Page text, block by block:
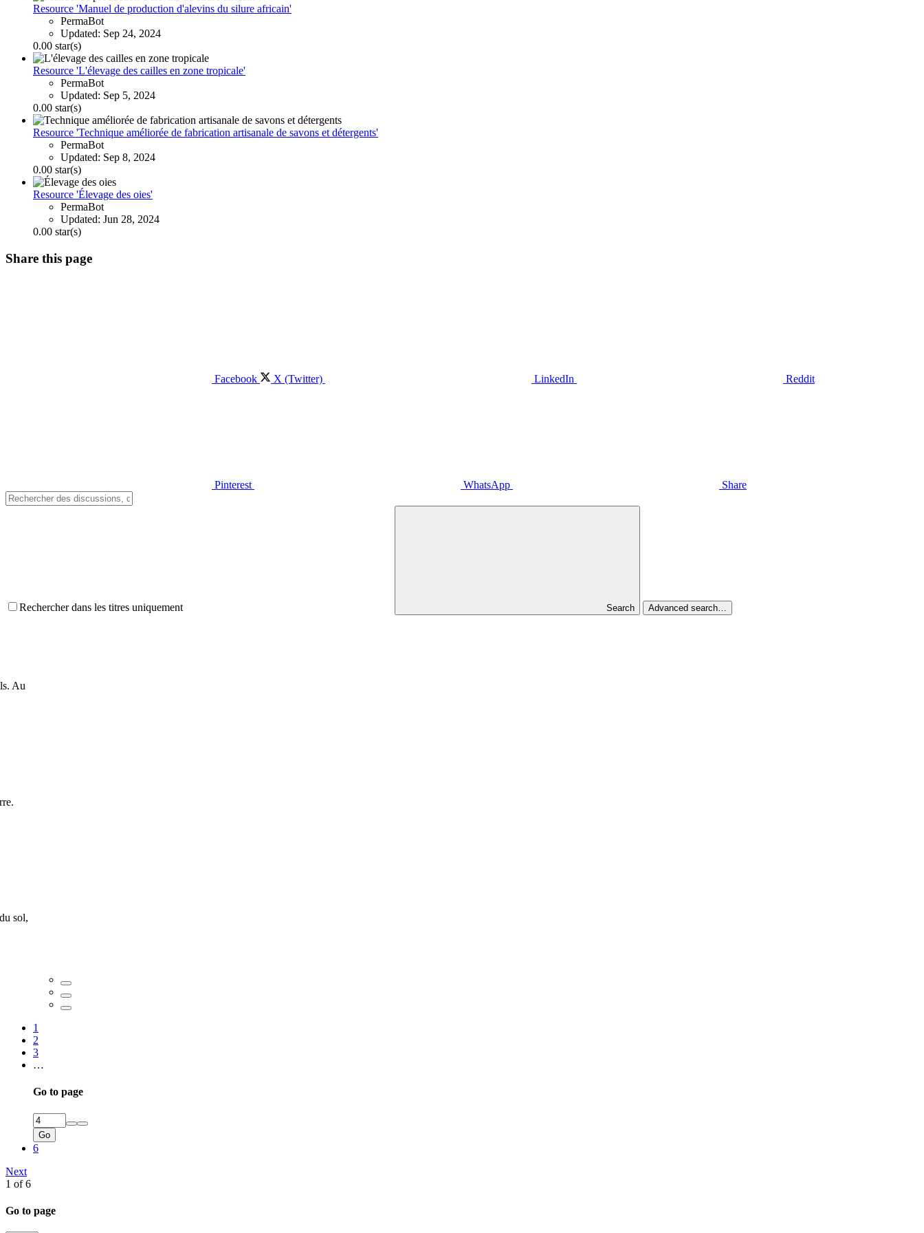
Resource 'Manuel de production d'alevins du silure africain'
PermaBot
Updated: Sep 24, 2024
0.00 star(s)
Resource 'L'élevage des cailles en zone tropicale'
PermaBot
Updated: Sep 5, 2024
0.00 star(s)
Resource 'Technique améliorée de fabrication artisanale de savons et détergents'
PermaBot
Updated: Sep 8, 2024
0.00 star(s)
Resource 'Élevage des oies'
PermaBot
Updated: Jun 28, 2024
0.00 star(s)
Share this page
Facebook X (Twitter) LinkedIn Reddit
Pinterest WhatsApp Share
Rechercher dans les titres uniquement Search Advanced search…
Au
sol,
1
2
3
…
Go to page
Go
6
Next
1 of 6
Go to page